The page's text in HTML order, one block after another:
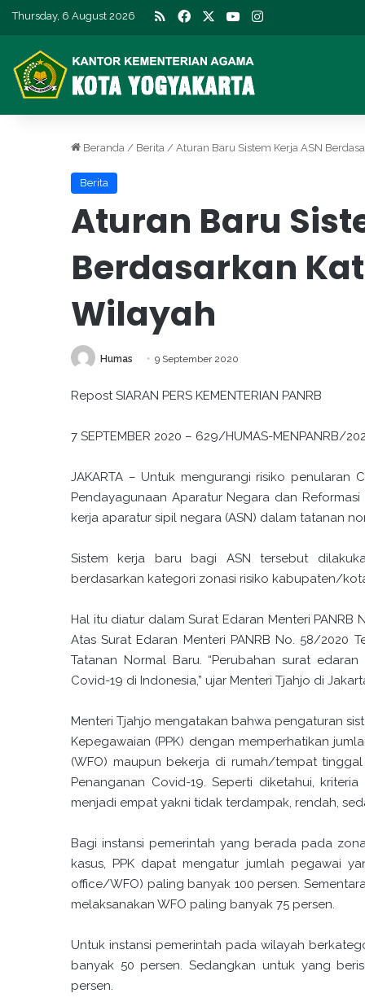
Thursday, 6 August 2026 RSS Facebook YouTube
Beranda / Berita / Aturan Baru Sistem Kerja ASN
Berita
Aturan Baru
Berdasarkan
Wilayah
Humas 9 September 2020
Repost SIARAN PERS KEMENTERIAN PANRB
7 SEPTEMBER 2020 – 629/HUMAS-MENPANRB/
JAKARTA – Untuk mengurangi risiko penularan
Pendayagunaan Aparatur Negara dan
kerja aparatur sipil negara (ASN) dalam tatanan
Sistem kerja baru bagi ASN tersebut
berdasarkan kategori zonasi risiko kabupaten/
Hal itu diatur dalam Surat Edaran Menteri
Atas Surat Edaran Menteri PANRB No. 58/2020
Tatanan Normal Baru. “Perubahan surat
Covid-19 di Indonesia,” ujar Menteri Tjahjo di
Menteri Tjahjo mengatakan bahwa pengaturan
Kepegawaian (PPK) dengan memperhatikan
(WFO) maupun bekerja di rumah/tempat
Penanganan Covid-19. Seperti diketahui,
menjadi empat yakni tidak terdampak, rendah,
Bagi instansi pemerintah yang berada pada
kasus, PPK dapat mengatur jumlah pegawai
office/WFO) paling banyak 100 persen.
melaksanakan WFO paling banyak 75 persen.
Untuk instansi pemerintah pada wilayah
banyak 50 persen. Sedangkan untuk yang
persen.